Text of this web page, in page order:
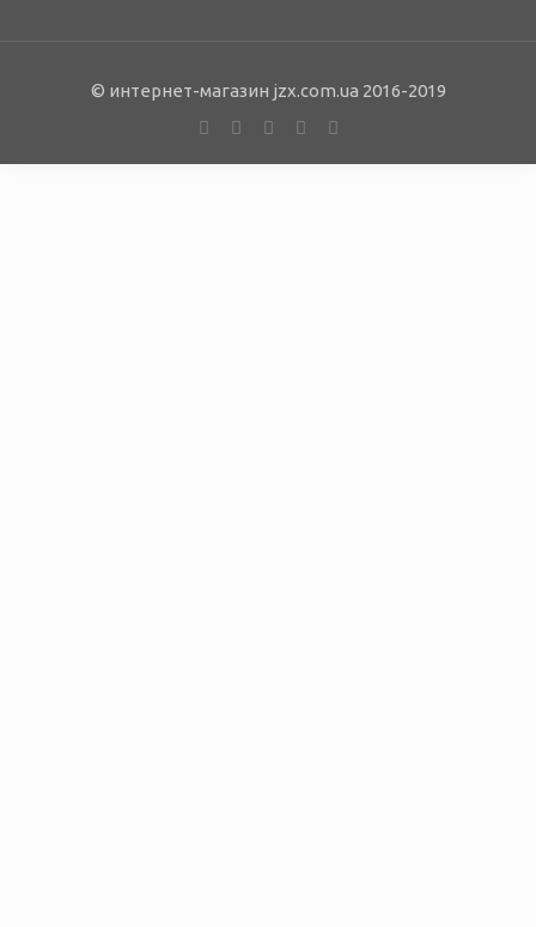
© интернет-магазин jzx.com.ua 2016-2019